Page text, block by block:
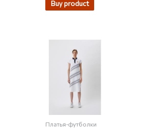
Buy product
Платья-футболки